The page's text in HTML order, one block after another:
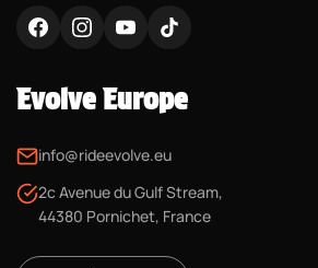
Evolve Europe
info@rideevolve.eu
2c Avenue du Gulf Stream,
44380 Pornichet, France